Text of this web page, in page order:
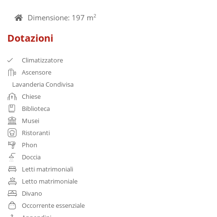
Dimensione: 197 m2
Dotazioni
Climatizzatore
Ascensore
Lavanderia Condivisa
Chiese
Biblioteca
Musei
Ristoranti
Phon
Doccia
Letti matrimoniali
Letto matrimoniale
Divano
Occorrente essenziale